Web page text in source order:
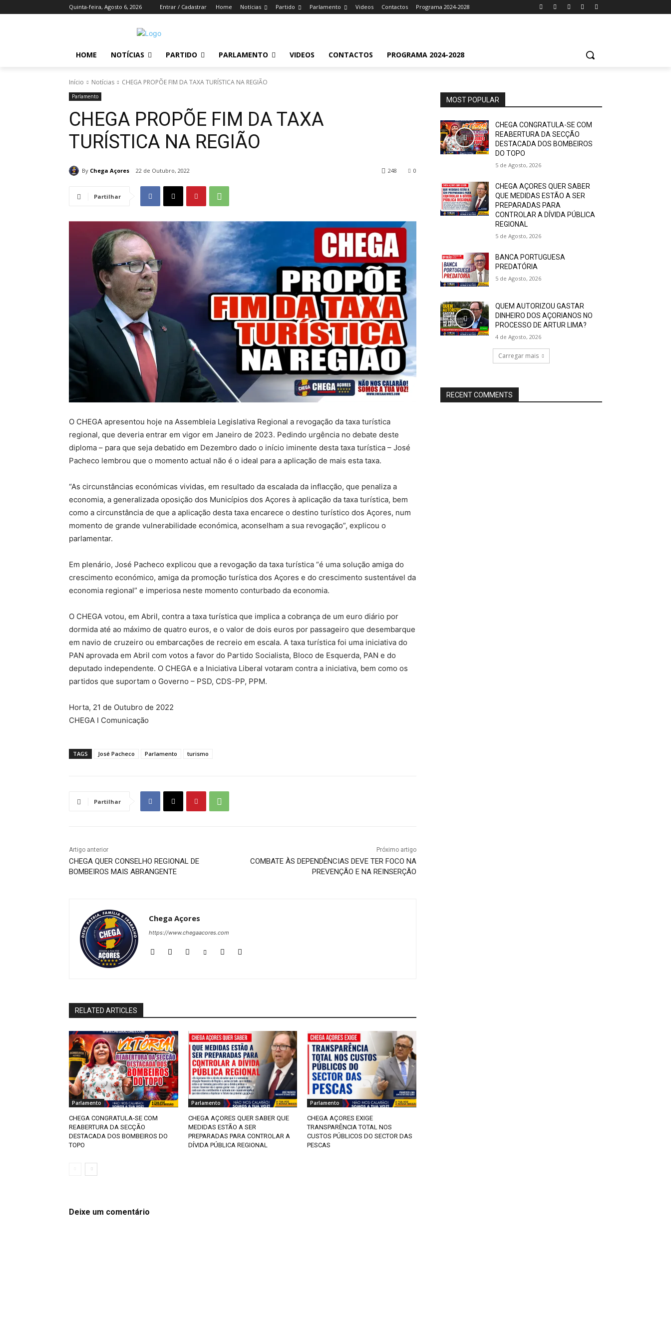
Quinta-feira, Agosto 6, 2026 Entrar / Cadastrar Home Notícias Partido Parlamento Videos Contactos Programa 2024-2028
HOME NOTÍCIAS PARTIDO PARLAMENTO VIDEOS CONTACTOS PROGRAMA 2024-2028
Início Notícias CHEGA PROPÕE FIM DA TAXA TURÍSTICA NA REGIÃO
Parlamento
CHEGA PROPÕE FIM DA TAXA
TURÍSTICA NA REGIÃO
By Chega Açores 22 de Outubro, 2022 0
248
Partilhar
O CHEGA apresentou hoje na Assembleia Legislativa Regional a revogação da taxa turística
regional, que deveria entrar em vigor em Janeiro de 2023. Pedindo urgência no debate deste
diploma – para que seja debatido em Dezembro dado o início iminente desta taxa turística – José
Pacheco lembrou que o momento actual não é o ideal para a aplicação de mais esta taxa.
“As circunstâncias económicas vividas, em resultado da escalada da inflacção, que penaliza a
economia, a generalizada oposição dos Municípios dos Açores à aplicação da taxa turística, bem
como a circunstância de que a aplicação desta taxa encarece o destino turístico dos Açores, num
momento de grande vulnerabilidade económica, aconselham a sua revogação”, explicou o
parlamentar.
Em plenário, José Pacheco explicou que a revogação da taxa turística “é uma solução amiga do
crescimento económico, amiga da promoção turística dos Açores e do crescimento sustentável da
economia regional” e imperiosa neste momento conturbado da economia.
O CHEGA votou, em Abril, contra a taxa turística que implica a cobrança de um euro diário por
dormida até ao máximo de quatro euros, e o valor de dois euros por passageiro que desembarque
em navio de cruzeiro ou embarcações de recreio em escala. A taxa turística foi uma iniciativa do
PAN aprovada em Abril com votos a favor do Partido Socialista, Bloco de Esquerda, PAN e do
deputado independente. O CHEGA e a Iniciativa Liberal votaram contra a iniciativa, bem como os
partidos que suportam o Governo – PSD, CDS-PP, PPM.
Horta, 21 de Outubro de 2022
CHEGA I Comunicação
TAGS José Pacheco Parlamento turismo
Partilhar
Artigo anterior
CHEGA QUER CONSELHO REGIONAL DE
BOMBEIROS MAIS ABRANGENTE
Próximo artigo
COMBATE ÀS DEPENDÊNCIAS DEVE TER FOCO NA
PREVENÇÃO E NA REINSERÇÃO
Chega Açores
https://www.chegaacores.com
RELATED ARTICLES
Parlamento
CHEGA CONGRATULA-SE COM
REABERTURA DA SECÇÃO
DESTACADA DOS BOMBEIROS DO
TOPO
Parlamento
CHEGA AÇORES QUER SABER QUE
MEDIDAS ESTÃO A SER
PREPARADAS PARA CONTROLAR A
DÍVIDA PÚBLICA REGIONAL
Parlamento
CHEGA AÇORES EXIGE
TRANSPARÊNCIA TOTAL NOS
CUSTOS PÚBLICOS DO SECTOR DAS
PESCAS
Deixe um comentário
MOST POPULAR
CHEGA CONGRATULA-SE COM
REABERTURA DA SECÇÃO
DESTACADA DOS BOMBEIROS
DO TOPO
5 de Agosto, 2026
CHEGA AÇORES QUER SABER
QUE MEDIDAS ESTÃO A SER
PREPARADAS PARA
CONTROLAR A DÍVIDA PÚBLICA
REGIONAL
5 de Agosto, 2026
BANCA PORTUGUESA
PREDATÓRIA
5 de Agosto, 2026
QUEM AUTORIZOU GASTAR
DINHEIRO DOS AÇORIANOS NO
PROCESSO DE ARTUR LIMA?
4 de Agosto, 2026
Carregar mais
RECENT COMMENTS